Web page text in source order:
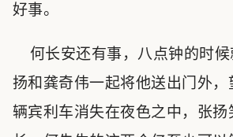
好事。
何长安还有事，八点钟的时候
扬和龚奇伟一起将他送出门外，
辆宾利车消失在夜色之中，张扬